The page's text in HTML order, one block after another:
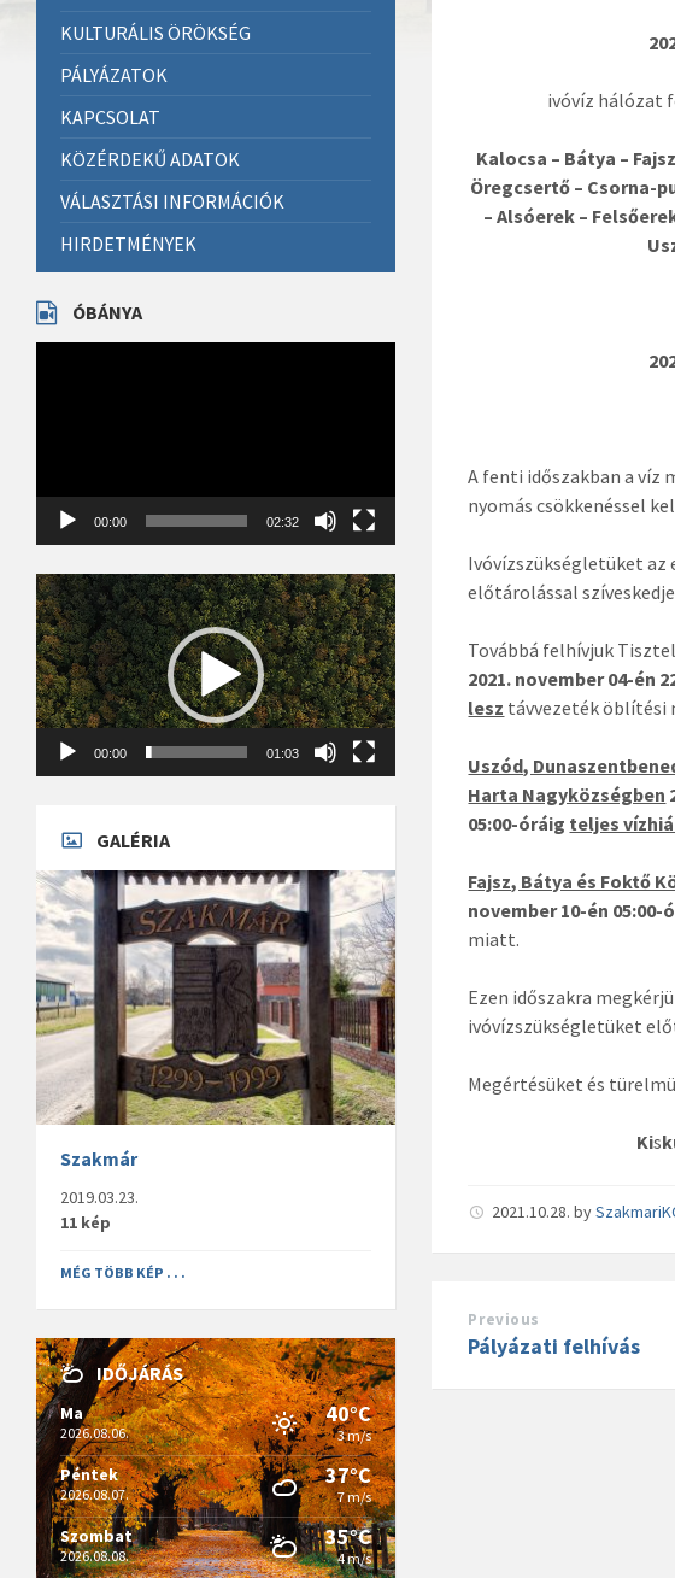
ivóvíz hálózat
Kalocsa – Bátya –
Öregcsertő – Csorna-
– Alsóerek –
A fenti időszakban a víz
nyomás csökkenéssel
Ivóvízszükségletüket az
előtárolással
Továbbá felhívjuk
2021. november 04-én
lesz távvezeték
Uszód,
Harta Nagyközségben
05:00-óráig teljes
Fajsz, Bátya és Foktő
november 10-én 05:00-
miatt.
Ezen időszakra
ivóvízszükségletüket
Megértésüket és
Kis
2021.10.28.by
Previous
Pályázati felhívás
KULTURÁLIS ÖRÖKSÉG
PÁLYÁZATOK
KAPCSOLAT
KÖZÉRDEKŰ ADATOK
VÁLASZTÁSI INFORMÁCIÓK
HIRDETMÉNYEK
ÓBÁNYA
00:00 02:32
Videólejátszó
00:00 01:03
GALÉRIA
Szakmár
2019.03.23.
11 kép
MÉG TÖBB KÉP . . .
IDŐJÁRÁS
Ma
2026.08.06.
40°C
3 m/s
Péntek
2026.08.07.
37°C
7 m/s
Szombat
2026.08.08.
35°C
4 m/s